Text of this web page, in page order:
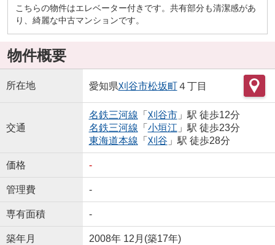
こちらの物件はエレベーター付きです。共有部分も清潔感があ
り、綺麗な中古マンションです。
物件概要
所在地 愛知県刈谷市松坂町４丁目
交通
名鉄三河線 「 刈谷市」駅 徒歩12分
名鉄三河線 「 小垣江 」駅 徒歩23分
東海道本線 「 刈谷 」駅 徒歩28分
価格 -
管理費 -
専有面積 -
築年月 2008年 12月(築17年)